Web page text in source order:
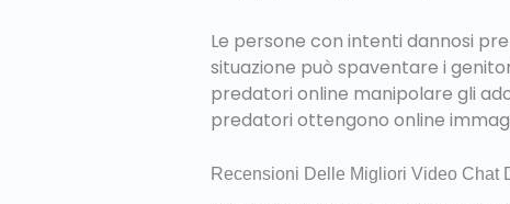
Le persone con intenti dannosi
situazione può spaventare i
predatori online manipolare gli
predatori ottengono online
Recensioni Delle Migliori Video Chat